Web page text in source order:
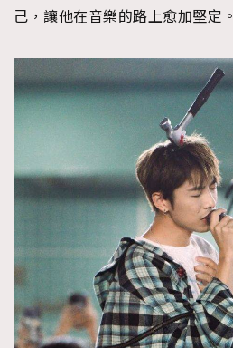
己，讓他在音樂的路上愈加堅定。